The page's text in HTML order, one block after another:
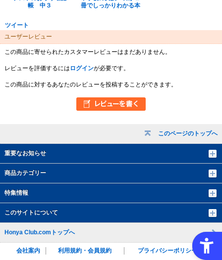
このページのトップへ
重要なお知らせ
商品カテゴリー
特集情報
このサイトについて
帳 中３
冊でしっかりわかる本
ツイート
ユーザーレビュー
この商品に寄せられたカスタマーレビューはまだありません。
レビューを評価するには ログインが必要です。
この商品に対するあなたのレビューを投稿することができます。
Honya Club.comトップへ
会社案内 利用規約・会員規約
プライバシーポリシー